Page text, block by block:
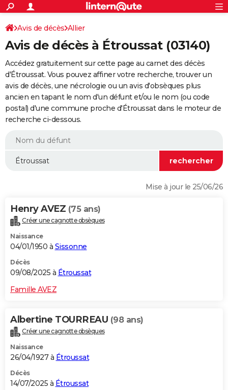
ACTUALITÉS
Politique
Société
Faits Divers
Education
Monde
Villes
+
SPORT
Coupe du monde 2026
Football
Tennis
Cyclisme
Rugby
Forum
Programme TV
TNT
Streaming
Cinéma
Sorties cinéma
Musique
+
FINANCE
Retraite
Impôts
Epargne
Immobilier
Risques naturels par ville
Banque
Assurance
Crédit
AUTO
Essais
Réserver un essai
Citadines
Berlines
SUV
Forum auto
+HIGH-TECH
BRICOLAGE
Forum
Aménagement intérieur
Extérieur
Cuisine
Salle de bains
Jardinage
Rangement
WEEK-END
Alimentation
Guide de la santé
Maladies
Médicaments
Sommeil
VOYAGE
Destinations
City break
Voyage nature
Voyage de noces
Forum
Climat
+PHOTO
GUIDES D'ACHAT
Carte de Noël
Carte Bonne année
Carte Saint-Valentin
Carte Pâques
Carte d'anniversaire
DICTIONNAIRE
Dictionnaire
Biographies
Citations
Expressions
Proverbes
PROGRAMME TV
S'inscrire
Se connecter
Lycées
Collèges
Primaires
Universités
Entreprises
Service militaire
Avis de recherche
AVIS DE DÉCÈS
Avis de décès Allier
Avis de décès à Étroussat (03140)
Accédez gratuitement sur cette page au carnet des décès
d'Étroussat. Vous pouvez affiner votre recherche, trouver un
avis de décès, une nécrologie ou un avis d'obsèques plus
ancien en tapant le nom d'un défunt et/ou le nom (ou code
postal) d'une commune proche d'Étroussat dans le moteur de
recherche ci-dessous.
Mise à jour le 25/06/26
Henry AVEZ (75 ans)
Créer une cagnotte obsèques
Naissance
04/01/1950 à Sissonne
Décès
09/08/2025 à Étroussat
Famille AVEZ
Albertine TOURREAU (98 ans)
Créer une cagnotte obsèques
Naissance
26/04/1927 à Étroussat
Décès
14/07/2025 à Étroussat